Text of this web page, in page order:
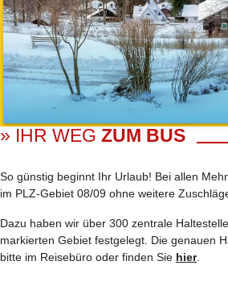
» IHR WEG ZUM BUS
So günstig beginnt Ihr Urlaub! Bei allen
im PLZ-Gebiet 08/09 ohne weitere
Dazu haben wir über 300 zentrale
markierten Gebiet festgelegt. Die genauen
bitte im Reisebüro oder finden Sie hier.